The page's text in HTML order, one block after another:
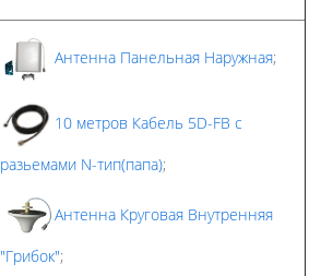
Антенна Панельная Наружная;
10 метров Кабель 5D-FB с
разьемами N-тип(папа);
Антенна Круговая Внутренняя
"Грибок";